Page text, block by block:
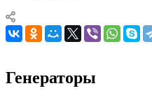
Генераторы